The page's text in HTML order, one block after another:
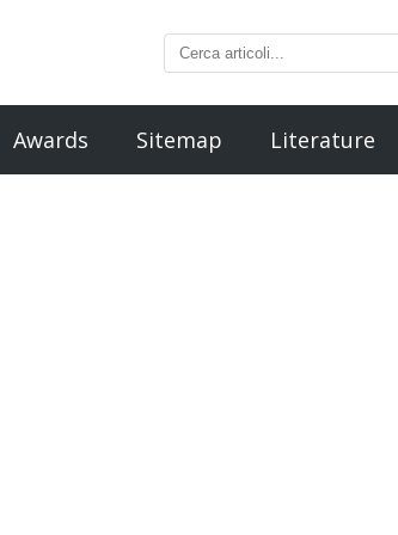
Awards Sitemap Literature